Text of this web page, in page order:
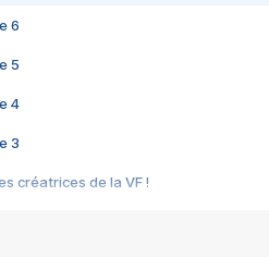
6
5
4
3
créatrices de la VF !